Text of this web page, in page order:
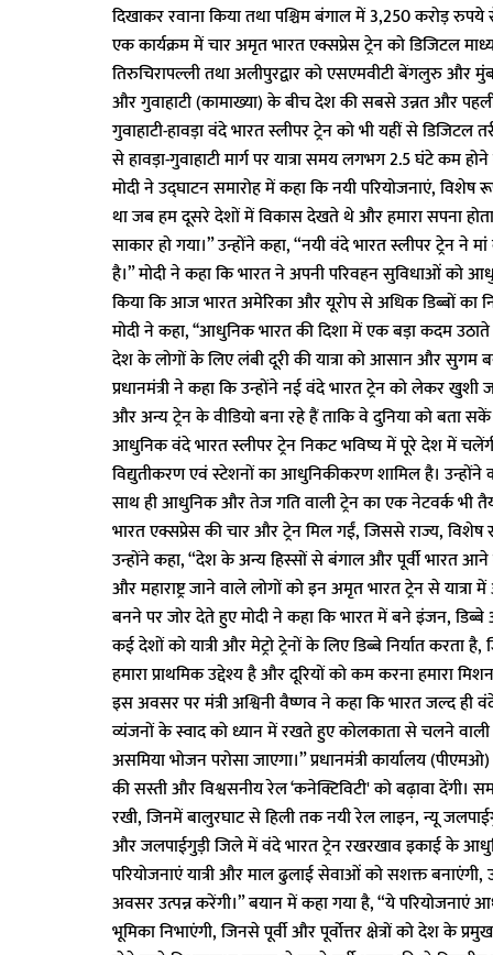
दिखाकर रवाना किया तथा पश्चिम बंगाल में 3,250 करोड़
एक कार्यक्रम में चार अमृत भारत एक्सप्रेस ट्रेन को डिजिटल
तिरुचिरापल्ली तथा अलीपुरद्वार को एसएमवीटी बेंगलुरु और
और गुवाहाटी (कामाख्या) के बीच देश की सबसे उन्नत और पहली
गुवाहाटी-हावड़ा वंदे भारत स्लीपर ट्रेन को भी यहीं से डिजिटल
से हावड़ा-गुवाहाटी मार्ग पर यात्रा समय लगभग 2.5 घंटे कम
मोदी ने उद्घाटन समारोह में कहा कि नयी परियोजनाएं,
था जब हम दूसरे देशों में विकास देखते थे और हमारा सपना
साकार हो गया।” उन्होंने कहा, “नयी वंदे भारत स्लीपर ट्रेन ने
है।” मोदी ने कहा कि भारत ने अपनी परिवहन सुविधाओं को
किया कि आज भारत अमेरिका और यूरोप से अधिक डिब्बों का
मोदी ने कहा, ‘‘आधुनिक भारत की दिशा में एक बड़ा कदम
देश के लोगों के लिए लंबी दूरी की यात्रा को आसान और सुगम
प्रधानमंत्री ने कहा कि उन्होंने नई वंदे भारत ट्रेन को लेकर खुशी
और अन्य ट्रेन के वीडियो बना रहे हैं ताकि वे दुनिया को बता
आधुनिक वंदे भारत स्लीपर ट्रेन निकट भविष्य में पूरे देश में
विद्युतीकरण एवं स्टेशनों का आधुनिकीकरण शामिल है।
साथ ही आधुनिक और तेज गति वाली ट्रेन का एक नेटवर्क भी
भारत एक्सप्रेस की चार और ट्रेन मिल गईं, जिससे राज्य, विशेष
उन्होंने कहा, “देश के अन्य हिस्सों से बंगाल और पूर्वी भारत
और महाराष्ट्र जाने वाले लोगों को इन अमृत भारत ट्रेन से
बनने पर जोर देते हुए मोदी ने कहा कि भारत में बने इंजन, डिब्बे
कई देशों को यात्री और मेट्रो ट्रेनों के लिए डिब्बे निर्यात करता
हमारा प्राथमिक उद्देश्य है और दूरियों को कम करना हमारा
इस अवसर पर मंत्री अश्विनी वैष्णव ने कहा कि भारत जल्द ही वंदे
व्यंजनों के स्वाद को ध्यान में रखते हुए कोलकाता से चलने
असमिया भोजन परोसा जाएगा।” प्रधानमंत्री कार्यालय
की सस्ती और विश्वसनीय रेल ‘कनेक्टिविटी' को बढ़ावा देंगी।
रखी, जिनमें बालुरघाट से हिली तक नयी रेल लाइन, न्यू
और जलपाईगुड़ी जिले में वंदे भारत ट्रेन रखरखाव इकाई के
परियोजनाएं यात्री और माल ढुलाई सेवाओं को सशक्त बनाएंगी,
अवसर उत्पन्न करेंगी।” बयान में कहा गया है, “ये परियोजनाएं
भूमिका निभाएंगी, जिनसे पूर्वी और पूर्वोत्तर क्षेत्रों को देश के